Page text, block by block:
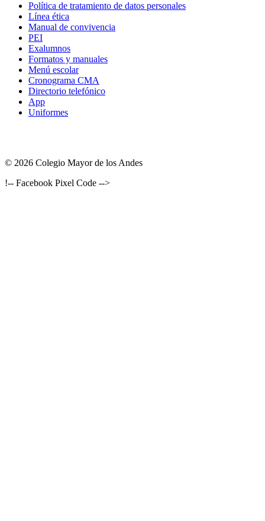
Política de tratamiento de datos personales
Línea ética
Manual de convivencia
PEI
Exalumnos
Formatos y manuales
Menú escolar
Cronograma CMA
Directorio telefónico
App
Uniformes
© 2026 Colegio Mayor de los Andes
!-- Facebook Pixel Code -->